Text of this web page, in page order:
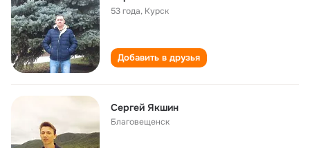
53 года, Курск
Добавить в друзья
Сергей Якшин
Благовещенск